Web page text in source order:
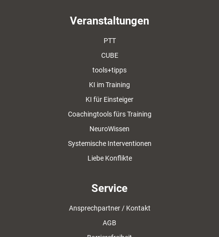
Veranstaltungen
PTT
CUBE
tools+tipps
KI im Training
KI für Einsteiger
Coachingtools fürs Training
NeuroWissen
Systemische Interventionen
Liebe Konflikte
Service
Ansprechpartner / Kontakt
AGB